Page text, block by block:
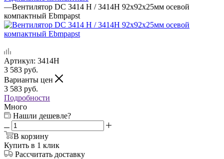
—Вентилятор DC 3414 H / 3414H 92x92x25мм осевой
компактный Ebmpapst
Артикул: 3414H
3 583 руб.
Варианты цен
3 583 руб.
Подробности
Много
Нашли дешевле?
В корзину
Купить в 1 клик
Рассчитать доставку